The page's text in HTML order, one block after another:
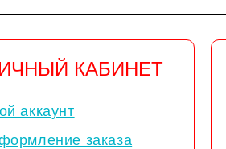
КАБИНЕТ
аккаунт
заказа